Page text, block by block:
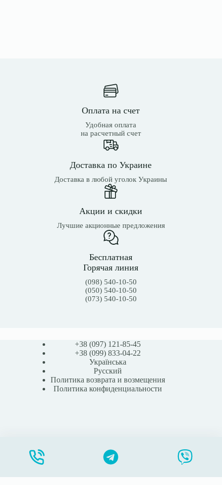
Оплата на счет
Удобная оплата
на расчетный счет
Доставка по Украине
Доставка в любой уголок Украины
Акции и скидки
Лучшие акционные предложения
Бесплатная
Горячая линия
(098) 540-10-50
(050) 540-10-50
(073) 540-10-50
+38 (097) 121-85-45
+38 (099) 833-04-22
Українська
Русский
Политика возврата и возмещения
Политика конфиденциальности
SNS90502 Паста герметизирующая Safe&Simple, 60 g(г)(Сейф энд Симпл)
Первоначальная
345,00₴
Текущая
В корзину